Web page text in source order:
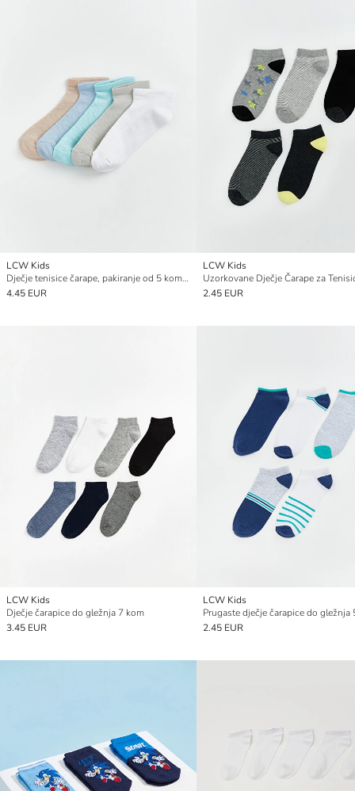
LCW Kids
Dječje tenisice čarape, pakiranje od 5 komada
4.45 EUR
LCW Kids
2.45 EUR
LCW Kids
Dječje čarapice do gležnja 7 kom
3.45 EUR
LCW Kids
Prugaste dječje čarapice do gležnja
2.45 EUR